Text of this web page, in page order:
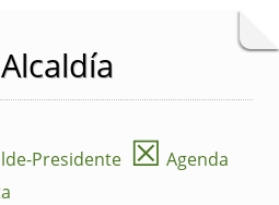
Presidente ☒ Agenda